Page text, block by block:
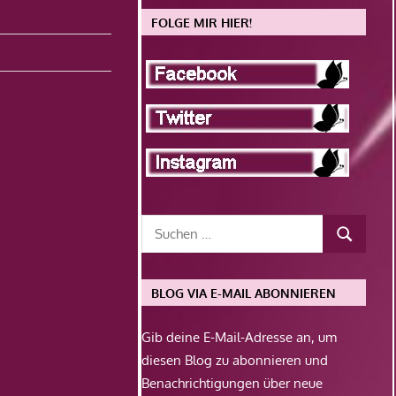
FOLGE MIR HIER!
BLOG VIA E-MAIL ABONNIEREN
Gib deine E-Mail-Adresse an, um
diesen Blog zu abonnieren und
Benachrichtigungen über neue